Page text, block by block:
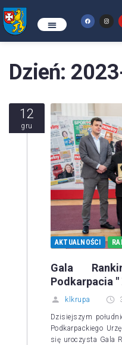
Dzień:
12
gru
AKTUALNOŚCI
Gala
Podkarpacia "
klkrupa
Dzisiejszym
Podkarpackiego
się uroczysta Gala